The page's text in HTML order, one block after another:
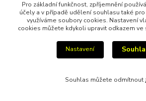
Přidat do
Načíst další produkty (12)
Pro základní funkčnost, zpříjemnění
účely a v případě udělení souhlasu také
využíváme soubory cookies. Nastavení
cookies můžete kdykoli upravit odkazem ve
Nastavení
Souhlas můžete odmítnout